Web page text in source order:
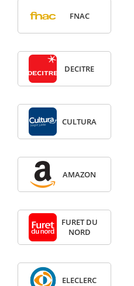
FNAC
DECITRE
CULTURA
AMAZON
FURET DU
NORD
ELECLERC